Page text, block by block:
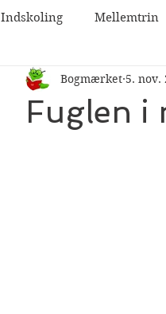
Indskoling Mellemtrin
2026
Fuglen i
Bogmærket 5. nov.